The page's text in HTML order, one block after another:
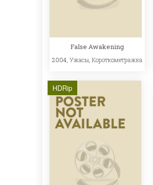
False Awakening
2004, Ужасы Короткометражка
HDRip